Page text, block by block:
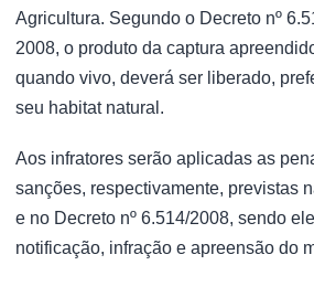
Agricultura. Segundo o Decreto nº
2008, o produto da captura
quando vivo, deverá ser liberado,
seu habitat natural.
Aos infratores serão aplicadas as
sanções, respectivamente, previstas
e no Decreto nº 6.514/2008, sendo
notificação, infração e apreensão do